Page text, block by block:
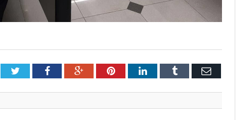
TwitterFacebookGoogle+PinterestLinkedInTumblr Email